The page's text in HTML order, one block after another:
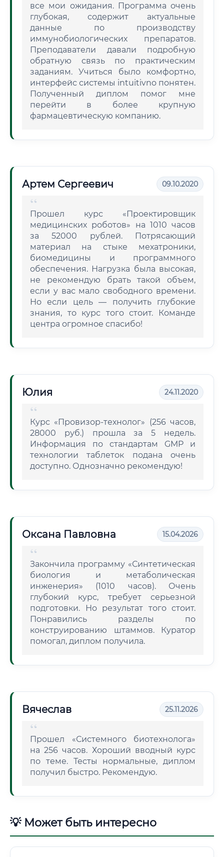
все мои ожидания. Программа очень
глубокая, содержит актуальные
данные по производству
иммунобиологических препаратов.
Преподаватели давали подробную
обратную связь по практическим
заданиям. Учиться было комфортно,
интерфейс системы intuitivno понятен.
Полученный диплом помог мне
перейти в более крупную
фармацевтическую компанию.
Артем Сергеевич 09.10.2020
Прошел курс «Проектировщик
медицинских роботов» на 1010 часов
за 52000 рублей. Потрясающий
материал на стыке мехатроники,
биомедицины и программного
обеспечения. Нагрузка была высокая,
не рекомендую брать такой объем,
если у вас мало свободного времени.
Но если цель — получить глубокие
знания, то курс того стоит. Команде
центра огромное спасибо!
Юлия 24.11.2020
Курс «Провизор-технолог» (256 часов,
28000 руб.) прошла за 5 недель.
Информация по стандартам GMP и
технологии таблеток подана очень
доступно. Однозначно рекомендую!
Оксана Павловна 15.04.2026
Закончила программу «Синтетическая
биология и метаболическая
инженерия» (1010 часов). Очень
глубокий курс, требует серьезной
подготовки. Но результат того стоит.
Понравились разделы по
конструированию штаммов. Куратор
помогал, диплом получила.
Вячеслав 25.11.2026
Прошел «Системного биотехнолога»
на 256 часов. Хороший вводный курс
по теме. Тесты нормальные, диплом
получил быстро. Рекомендую.
💡 Может быть интересно